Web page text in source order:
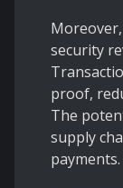
security
proof,
The
supply
payments.